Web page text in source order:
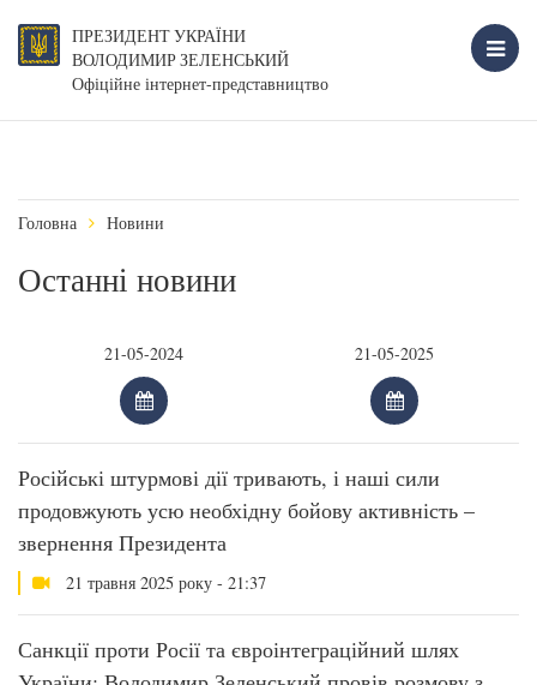
ПРЕЗИДЕНТ УКРАЇНИ
ВОЛОДИМИР ЗЕЛЕНСЬКИЙ
Офіційне інтернет-представництво
Головна Новини
Останні новини
Російські штурмові дії тривають, і наші сили
продовжують усю необхідну бойову активність –
звернення Президента
21 травня 2025 року - 21:37
Санкції проти Росії та євроінтеграційний шлях